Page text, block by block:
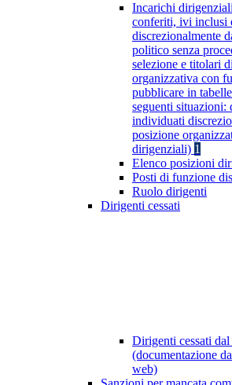
Incarichi
conferiti, ivi inclusi
discrezionalmente
politico senza
selezione e titolari
organizzativa con
pubblicare in
seguenti
individuati
posizione
dirigenziali) 1
Elenco posizioni
Posti di funzione
Ruolo dirigenti
Dirigenti cessati
Dirigenti cessati
(documentazione
web)